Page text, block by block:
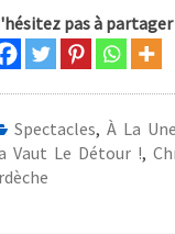
pas à partager
Spectacles, À La Une
Vaut Le Détour !,